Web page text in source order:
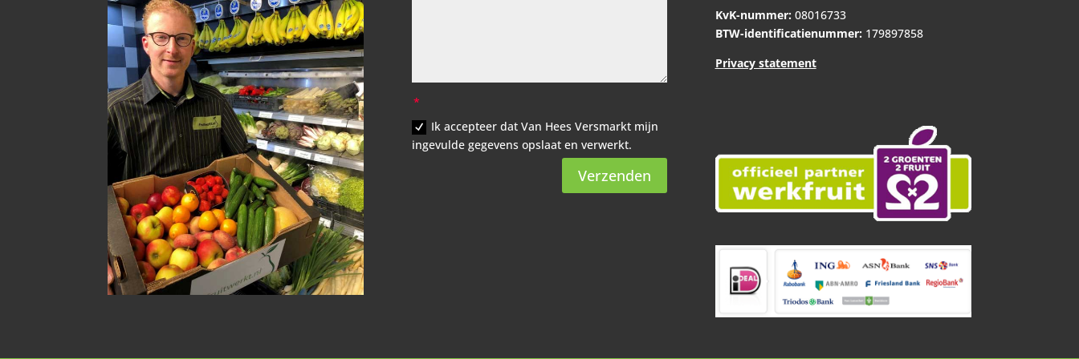
Ik accepteer dat Van Hees Versmarkt mijn
ingevulde gegevens opslaat en verwerkt.
Verzenden
KvK-nummer: 08016733
BTW-identificatienummer: 179897858
Privacy statement